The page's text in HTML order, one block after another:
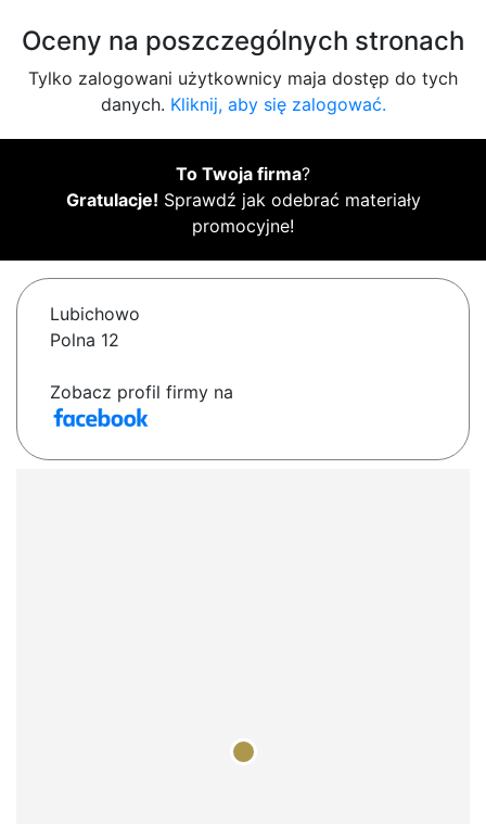
Oceny na poszczególnych stronach
Tylko zalogowani użytkownicy maja dostęp do tych
danych. Kliknij, aby się zalogować.
To Twoja firma?
Gratulacje! Sprawdź jak odebrać materiały
promocyjne!
Lubichowo
Polna 12
Zobacz profil firmy na